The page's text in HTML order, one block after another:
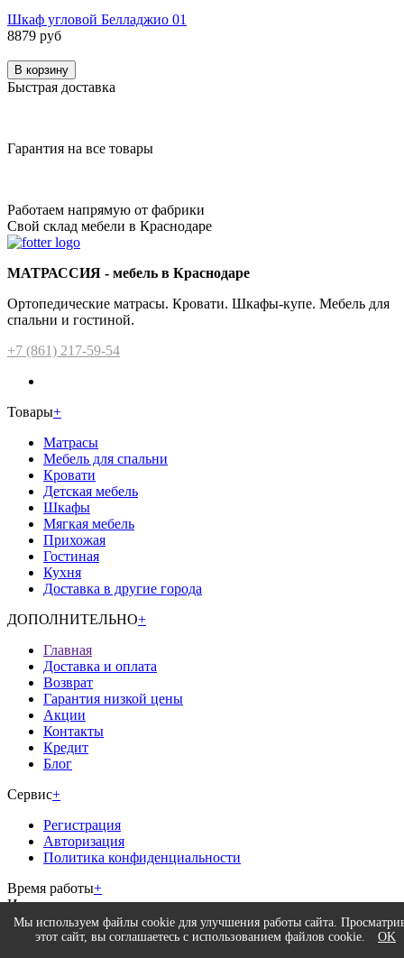
Мы используем файлы cookie для улучшения работы сайта.
этот сайт, вы соглашаетесь с использованием файлов cookie.
OK
Шкаф угловой Белладжио 01
8879 руб
В корзину
Быстрая доставка
Гарантия на все товары
Работаем напрямую от фабрики
Свой склад мебели в Краснодаре
МАТРАССИЯ - мебель в Краснодаре
Ортопедические матрасы. Кровати. Шкафы-купе. Мебель для
спальни и гостиной.
+7 (861) 217-59-54
Товары+
Матрасы
Мебель для спальни
Кровати
Детская мебель
Шкафы
Мягкая мебель
Прихожая
Гостиная
Кухня
Доставка в другие города
ДОПОЛНИТЕЛЬНО+
Главная
Доставка и оплата
Возврат
Гарантия низкой цены
Акции
Контакты
Кредит
Блог
Сервис+
Регистрация
Авторизация
Политика конфиденциальности
Время работы+
Интернет-магазина.
без выходных9:00 - 20:00
Магазин.